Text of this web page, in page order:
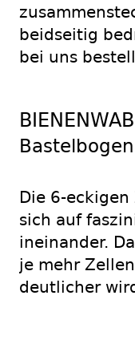
beidseitig
bei uns
Bastelbogen
Die 6-
sich auf
ineinander.
je mehr
deutlicher